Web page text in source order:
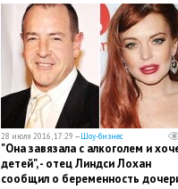
28 июля 2016, 17:29 —Шоу-бизнес
"Она завязала с алкоголем и
детей", - отец Линдси Лохан
сообщил о беременность